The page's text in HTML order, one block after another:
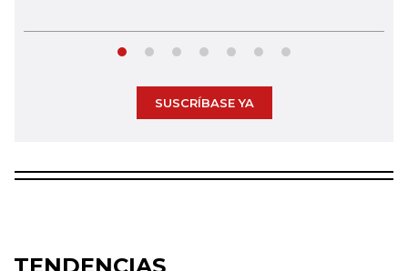
SUSCRÍBASE YA